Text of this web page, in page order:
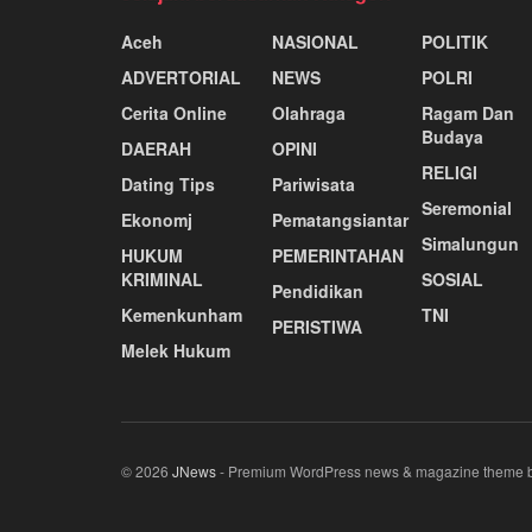
Aceh
ADVERTORIAL
Cerita Online
DAERAH
Dating Tips
Ekonomj
HUKUM
KRIMINAL
Kemenkunham
Melek Hukum
NASIONAL
NEWS
Olahraga
OPINI
Pariwisata
Pematangsiantar
PEMERINTAHAN
Pendidikan
PERISTIWA
POLITIK
POLRI
Ragam Dan
Budaya
RELIGI
Seremonial
Simalungun
SOSIAL
TNI
© 2026 JNews- Premium WordPress news & magazine theme